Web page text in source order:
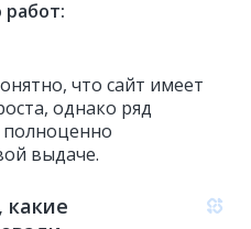
работ:
что сайт имеет
однако ряд
выдаче.
какие